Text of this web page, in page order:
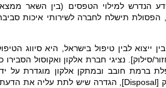
הנדרש למילוי הטפסים (בין השאר
הפסולת תישלח לחברה לשירותי איכות
ייצוא לבין טיפול בישראל, היא סיווג
סילוק]. נציגי חברת אלקון ואקוסול הסבירו
ברמת חובב ובמתקן אלקון מוגדרת על
[
Disposal], הגדרה שיש לתת עליה את